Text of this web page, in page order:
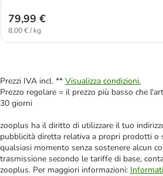
79,99 €
8,00 € / kg
Prezzi IVA incl. ** Visualizza condizioni.
Prezzo regolare = il prezzo più basso che
30 giorni
zooplus ha il diritto di utilizzare il tuo
pubblicità diretta relativa a propri prodotti o
qualsiasi momento senza sostenere alcun
trasmissione secondo le tariffe di base,
zooplus. Per maggiori informazioni: